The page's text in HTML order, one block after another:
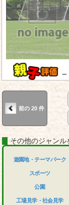
－
前の 20 件
その他のジャンル
遊園地・テーマパーク
スポーツ
公園
工場見学・社会見学